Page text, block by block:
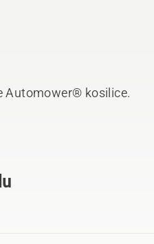
Automower® kosilice.